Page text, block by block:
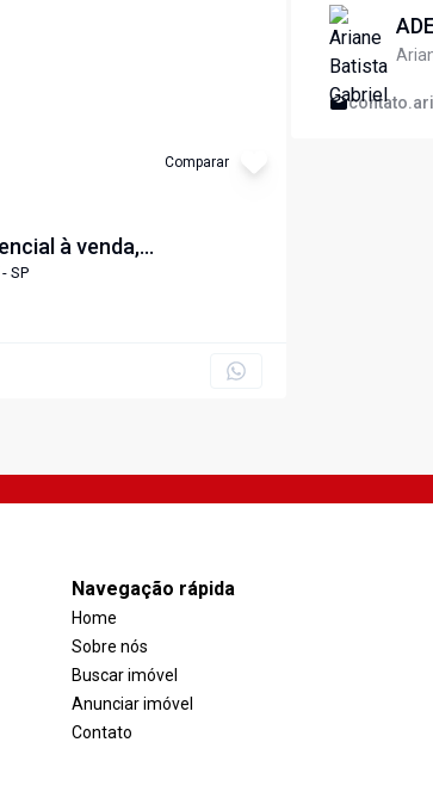
Comparar
à venda,
Branca, Jacareí -
SP
Navegação rápida
Home
Sobre nós
Buscar imóvel
Anunciar imóvel
Contato